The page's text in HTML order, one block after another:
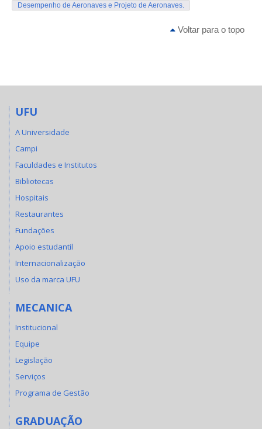
Desempenho de Aeronaves e Projeto de Aeronaves.
Voltar para o topo
UFU
A Universidade
Campi
Faculdades e Institutos
Bibliotecas
Hospitais
Restaurantes
Fundações
Apoio estudantil
Internacionalização
Uso da marca UFU
MECANICA
Institucional
Equipe
Legislação
Serviços
Programa de Gestão
GRADUAÇÃO